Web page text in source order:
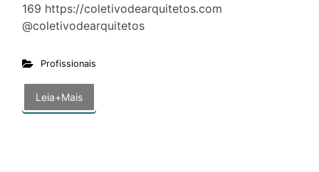
169 https://coletivodearquitetos.com
@coletivodearquitetos
Profissionais
Leia+Mais